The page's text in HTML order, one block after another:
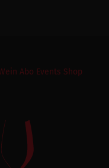
Abo Events Shop